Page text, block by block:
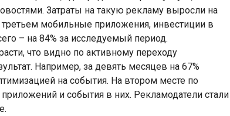
Затраты на такую рекламу выросли на
третьем мобильные приложения, инвестиции в
– на 84% за исследуемый период.
что видно по активному переходу
Например, за девять месяцев на 67%
на события. На втором месте по
и события в них. Рекламодатели стали